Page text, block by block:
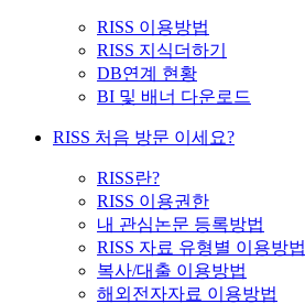
RISS 이용방법
RISS 지식더하기
DB연계 현황
BI 및 배너 다운로드
RISS 처음 방문 이세요?
RISS란?
RISS 이용권한
내 관심논문 등록방법
RISS 자료 유형별 이용방법
복사/대출 이용방법
해외전자자료 이용방법